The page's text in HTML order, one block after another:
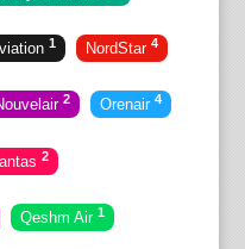
1 NordStar 4
2 Orenair 4
2
Qeshm Air 1